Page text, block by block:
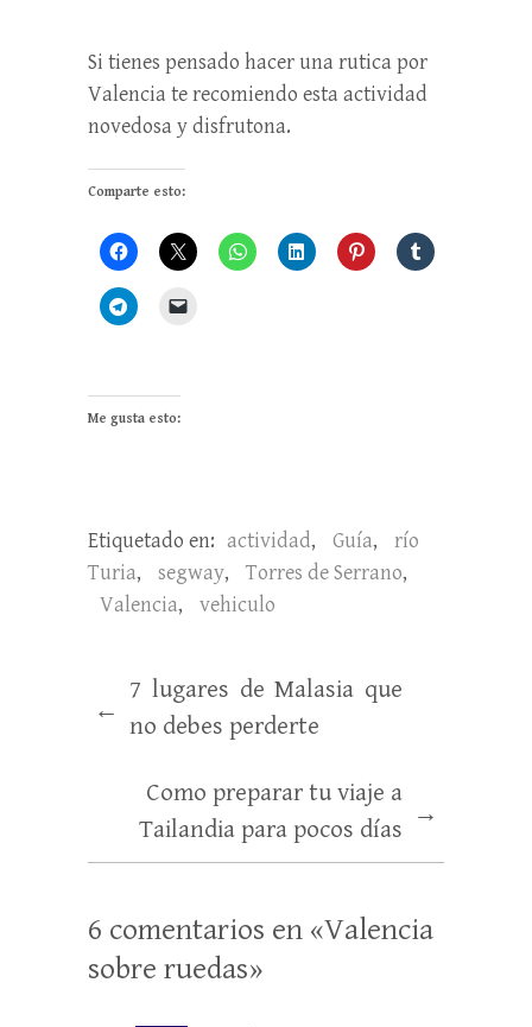
Si tienes pensado hacer una rutica por
Valencia te recomiendo esta actividad
novedosa y disfrutona.
Comparte esto:
Me gusta esto:
Etiquetado en: actividad, Guía,
río
Turia, segway, Torres de Serrano,
Valencia, vehiculo
←
7 lugares de Malasia que
no debes perderte
Como preparar tu viaje a
Tailandia para pocos días
→
6 comentarios en «Valencia
sobre ruedas»